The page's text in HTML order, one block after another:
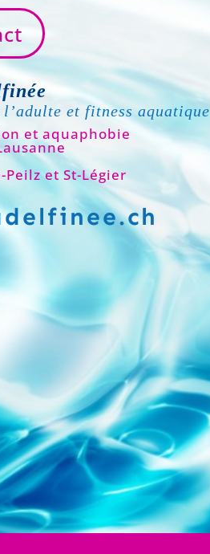
et fitness aquatique
et aquaphobie
Peilz et St-Légier